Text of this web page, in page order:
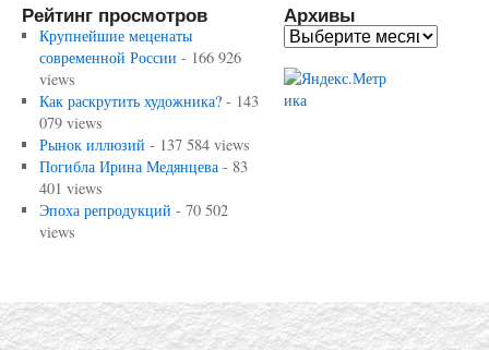
Рейтинг просмотров
Крупнейшие меценаты
современной России - 166 926
views
Как раскрутить художника?- 143
079 views
Рынок иллюзий - 137 584 views
Погибла Ирина Медянцева- 83
401 views
Эпоха репродукций - 70 502
views
Архивы